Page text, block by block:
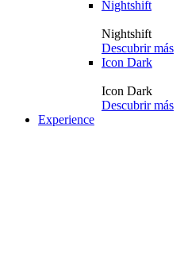
Nightshift
Nightshift
Descubrir más
Icon Dark
Icon Dark
Descubrir más
Experience